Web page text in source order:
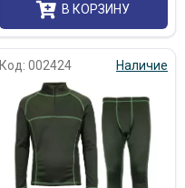
В КОРЗИНУ
Код: 002424 Наличие